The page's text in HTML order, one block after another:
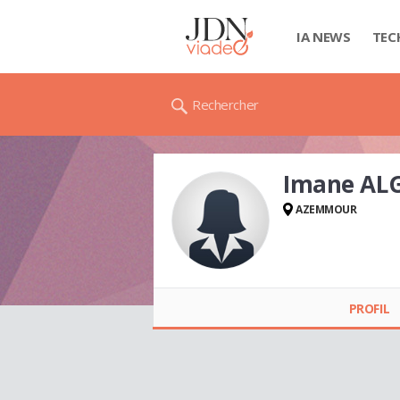
IA NEWS
Rechercher
Imane
AZEMMOUR
PROFIL